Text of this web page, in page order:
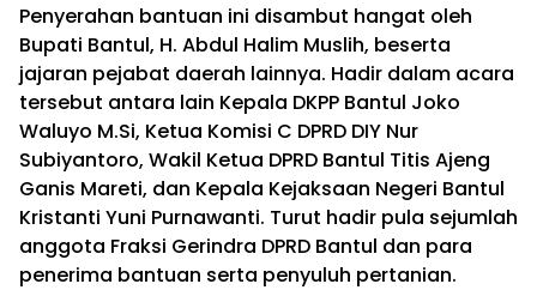
Penyerahan bantuan ini disambut hangat oleh
Bupati Bantul, H. Abdul Halim Muslih, beserta
jajaran pejabat daerah lainnya. Hadir dalam acara
tersebut antara lain Kepala DKPP Bantul Joko
Waluyo M.Si, Ketua Komisi C DPRD DIY Nur
Subiyantoro, Wakil Ketua DPRD Bantul Titis Ajeng
Ganis Mareti, dan Kepala Kejaksaan Negeri Bantul
Kristanti Yuni Purnawanti. Turut hadir pula sejumlah
anggota Fraksi Gerindra DPRD Bantul dan para
penerima bantuan serta penyuluh pertanian.